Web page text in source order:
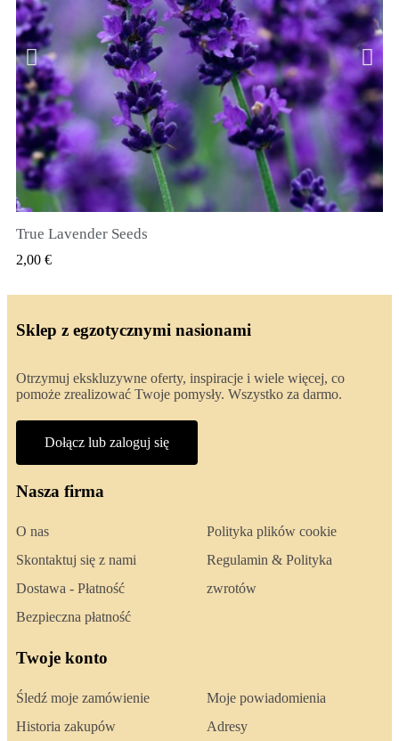
SZYBKI PODGLĄD
True Lavender Seeds
2,00 €
Sklep z egzotycznymi nasionami
Otrzymuj ekskluzywne oferty, inspiracje i wiele więcej, co
pomoże zrealizować Twoje pomysły. Wszystko za darmo.
Dołącz lub zaloguj się
Nasza firma
O nas
Skontaktuj się z nami
Dostawa - Płatność
Bezpieczna płatność
Polityka plików cookie
Regulamin & Polityka
zwrotów
Twoje konto
Śledź moje zamówienie
Historia zakupów
Moje powiadomienia
Adresy